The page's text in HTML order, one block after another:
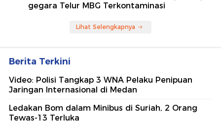
gegara Telur MBG Terkontaminasi
Lihat Selengkapnya
Berita Terkini
Video: Polisi Tangkap 3 WNA Pelaku Penipuan
Jaringan Internasional di Medan
Ledakan Bom dalam Minibus di Suriah, 2 Orang
Tewas-13 Terluka